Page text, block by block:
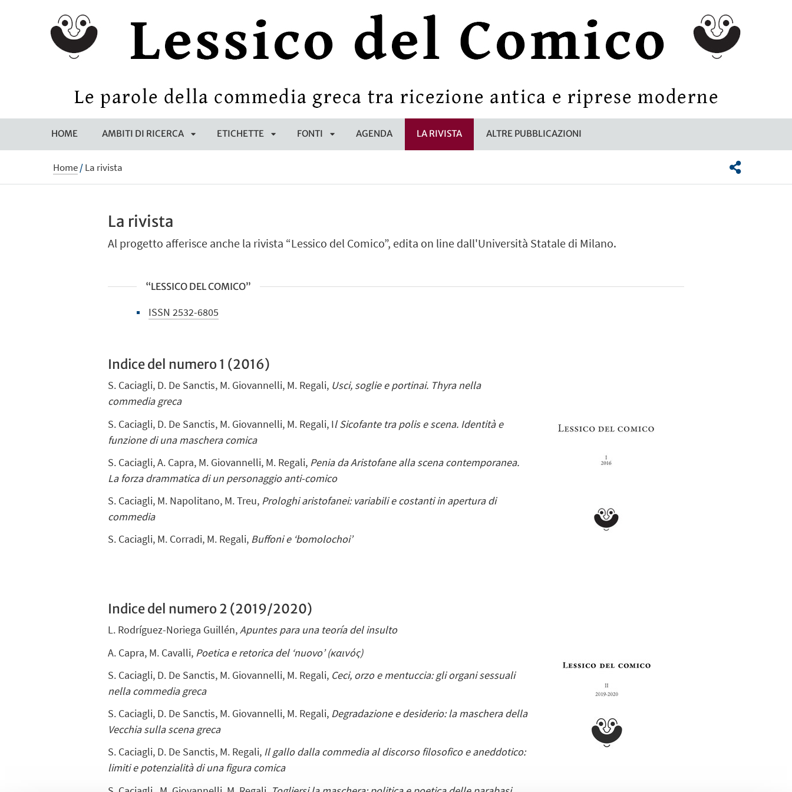
HOME AMBITI DI RICERCA ETICHETTE FONTI AGENDA LA RIVISTA ALTRE PUBBLICAZIONI
Home/La rivista
La rivista
Al progetto afferisce anche la rivista “Lessico del Comico”, edita on line dall'Università Statale di Milano.
“LESSICO DEL COMICO”
ISSN 2532-6805
Indice del numero 1 (2016)
S. Caciagli, D. De Sanctis, M. Giovannelli, M. Regali, Usci, soglie e portinai. Thyra nella
commedia greca
S. Caciagli, D. De Sanctis, M. Giovannelli, M. Regali, Il Sicofante trapolis e scena. Identità e
funzione di una maschera comica
S. Caciagli, A. Capra, M. Giovannelli, M. Regali, Penia da Aristofane alla scena contemporanea.
La forza drammatica di un personaggio anti-comico
S. Caciagli, M. Napolitano, M. Treu, Prologhi aristofanei: variabili e costanti in apertura di
commedia
S. Caciagli, M. Corradi, M. Regali, Buffoni e ‘bomolochoi’
Indice del numero 2 (2019/2020)
L. Rodríguez-Noriega Guillén,Apuntes para una teoría del insulto
A. Capra, M. Cavalli, Poetica e retorica del ‘nuovo’ (καινός)
S. Caciagli, D. De Sanctis, M. Giovannelli, M. Regali, Ceci, orzo e mentuccia: gli organi sessuali
nella commedia greca
S. Caciagli, D. De Sanctis, M. Giovannelli, M. Regali, Degradazione e desiderio: la maschera della
Vecchia sulla scena greca
S. Caciagli, D. De Sanctis, M. Regali, Il gallo dalla commedia al discorso filosofico e aneddotico:
limiti e potenzialità di una figura comica